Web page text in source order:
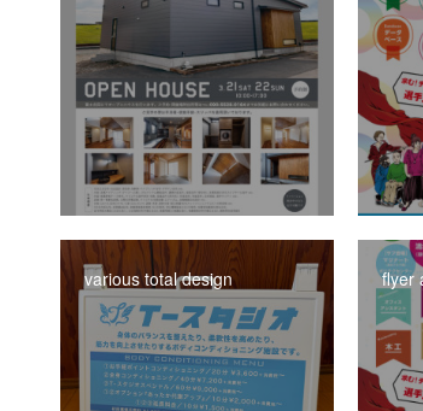
various total design flyer